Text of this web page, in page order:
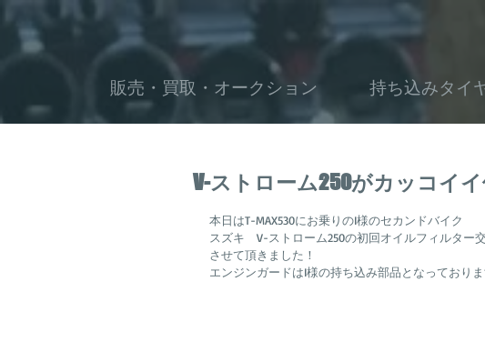
販売・買取・オークション 持ち込みタイ
V-ストローム250がカッコイ
本日はT-MAX530にお乗りのI様のセカンドバイク
スズキ　V-ストローム250の初回オイルフィルター
させて頂きました！
エンジンガードはI様の持ち込み部品となっており